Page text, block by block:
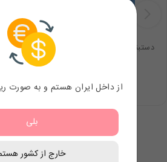
دستبند دیور
$ 7.98
از داخل ایران هستم و به صورت
بلی
خارج از کشور